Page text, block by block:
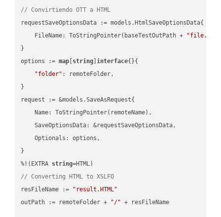
// Convirtiendo OTT a HTML
requestSaveOptionsData := models.HtmlSaveOptionsData{
    FileName: ToStringPointer(baseTestOutPath +
"file.OTT"
}
options := map string ]interface{}{
"folder" : remoteFolder,
}
request := &models.SaveAsRequest{
    Name: ToStringPointer(remoteName),
    SaveOptionsData: &requestSaveOptionsData,
    Optionals: options,
}
%!(EXTRA string
// Converting HTML to XSLFO
resFileName :=
"result.HTML"
outPath := remoteFolder +
"/" + resFileName